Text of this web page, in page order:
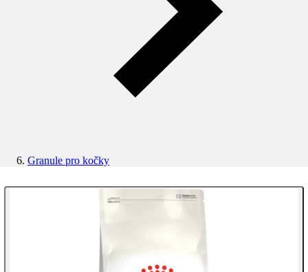
Granule pro kočky